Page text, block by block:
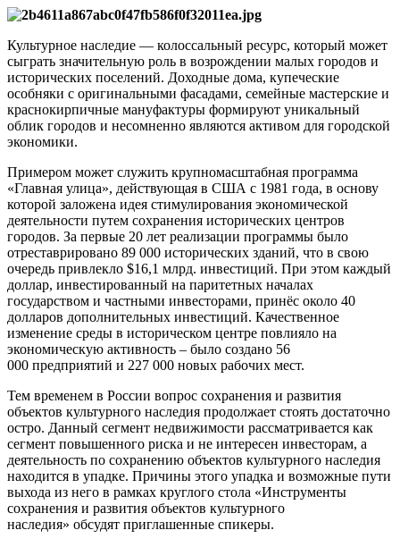
Культурное наследие — колоссальный ресурс, который может
сыграть значительную роль в возрождении малых городов и
исторических поселений. Доходные дома, купеческие
особняки с оригинальными фасадами, семейные мастерские и
краснокирпичные мануфактуры формируют уникальный
облик городов и несомненно являются активом для городской
экономики.
Примером может служить крупномасштабная программа
«Главная улица», действующая в США с 1981 года, в основу
которой заложена идея стимулирования экономической
деятельности путем сохранения исторических центров
городов. За первые 20 лет реализации программы было
отреставрировано 89 000 исторических зданий, что в свою
очередь привлекло $16,1 млрд. инвестиций. При этом каждый
доллар, инвестированный на паритетных началах
государством и частными инвесторами, принёс около 40
долларов дополнительных инвестиций. Качественное
изменение среды в историческом центре повлияло на
экономическую активность – было создано 56
000 предприятий и 227 000 новых рабочих мест.
Тем временем в России вопрос сохранения и развития
объектов культурного наследия продолжает стоять достаточно
остро. Данный сегмент недвижимости рассматривается как
сегмент повышенного риска и не интересен инвесторам, а
деятельность по сохранению объектов культурного наследия
находится в упадке. Причины этого упадка и возможные пути
выхода из него в рамках круглого стола «Инструменты
сохранения и развития объектов культурного
наследия» обсудят приглашенные спикеры.